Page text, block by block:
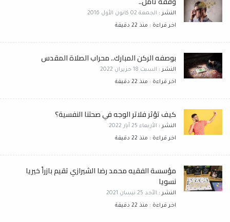
النشر : الجمعة 02 كانون الأول 2016
اخر قراءة : منذ 22 دقيقة
بوصفه الركن المبارك.. محراب الصلاة المقدس
النشر : السبت 18 حزيران 2022
اخر قراءة : منذ 22 دقيقة
كيف تؤثر فلاتر الوجه في صحتنا النفسية؟
النشر : الأربعاء 25 آيار 2022
اخر قراءة : منذ 22 دقيقة
مؤسسة الفقيه محمد رضا الشيرازي تقيم بازراً خيريا
نسويا
النشر : الأحد 25 نيسان 2021
اخر قراءة : منذ 22 دقيقة